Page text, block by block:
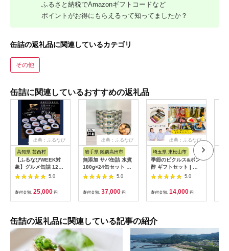
ふるさと納税でAmazonギフトコードなど
ポイントがお得にもらえるって知ってましたか？
缶詰の返礼品に関連しているカテゴリ
その他
缶詰に関連しているおすすめの返礼品
出典：ふるなび
高知県 芸西村
【ふるなびWEEK対
象】グルメ缶詰 12缶
セット〈黒潮町共通返
礼品〉 【缶詰】FN-
Limited-WE
5.0
寄付金額: 25,000 円
出典：ふるなび
岩手県 陸前高田市
無添加 サバ缶詰 水煮
180g×24缶セット 【
高評価 料理 ギフト 贈
答品 備蓄 防災 食料
長期保存 非常食 】
5.0
寄付金額: 37,000 円
出典：ふるなび
埼玉県 東松山市
季節のピクルス&ポン
酢 ギフトセット | ピ
クルス ポン酢
5.0
寄付金額: 14,000 円
缶詰の返礼品に関連している記事の紹介